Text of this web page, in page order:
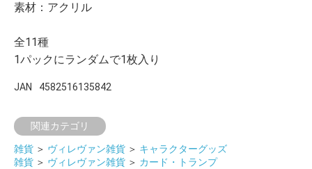
素材：アクリル
全11種
1パックにランダムで1枚入り
JAN 4582516135842
関連カテゴリ
雑貨 ＞ ヴィレヴァン雑貨 ＞ キャラクターグッズ
雑貨 ＞ ヴィレヴァン雑貨 ＞ カード・トランプ